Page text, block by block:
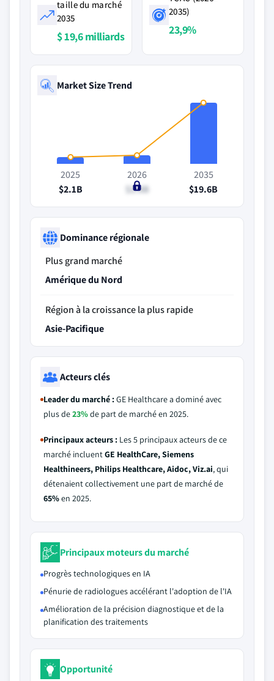
taille du marché
2035
$ 19,6 milliards
2035)
23,9%
Market Size Trend
2025
$2.1B
2026
$2.8B
2035
$19.6B
Dominance régionale
Plus grand marché
Amérique du Nord
Région à la croissance la plus rapide
Asie-Pacifique
Acteurs clés
Leader du marché :GE Healthcare a dominé avec
plus de23%de part de marché en 2025.
Principaux acteurs : Les 5 principaux acteurs de ce
marché incluentGE HealthCare, Siemens
Healthineers, Philips Healthcare, Aidoc, Viz.ai, qui
détenaient collectivement une part de marché de
65%en 2025.
Principaux moteurs du marché
Progrès technologiques en IA
Pénurie de radiologues accélérant l'adoption de l'IA
Amélioration de la précision diagnostique et de la
planification des traitements
Opportunité